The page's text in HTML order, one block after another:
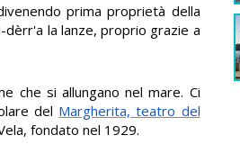
prima proprietà della
dèrr'a la lanze, proprio grazie a
che si allungano nel mare. Ci
del Margherita, teatro del
fondato nel 1929.